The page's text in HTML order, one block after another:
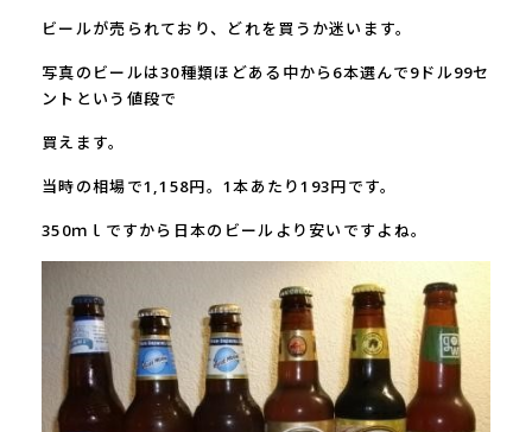
ビールが売られており、どれを買うか迷います。
写真のビールは30種類ほどある中から6本選んで9ドル99セ
ントという値段で
買えます。
当時の相場で1,158円。 1本あたり193円です。
350ｍｌですから日本のビールより安いですよね。